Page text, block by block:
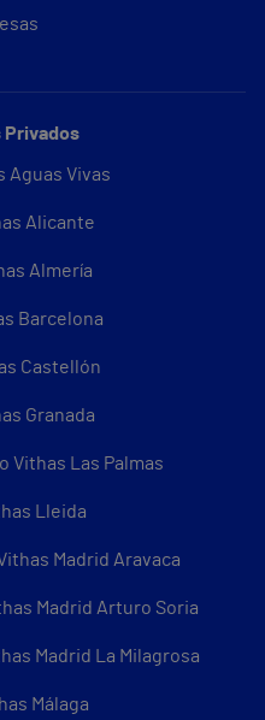
Privados
Aguas Vivas
Alicante
Almería
Barcelona
Castellón
Granada
Vithas Las Palmas
Lleida
Madrid Aravaca
Madrid Arturo Soria
Madrid La Milagrosa
Málaga